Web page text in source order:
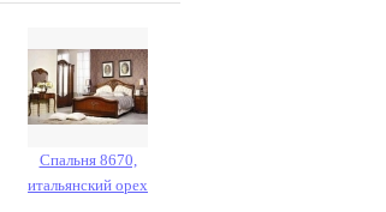
Спальня 8670,
итальянский орех